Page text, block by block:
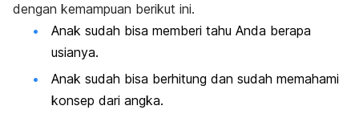
dengan kemampuan berikut ini.
Anak sudah bisa memberi tahu Anda berapa
usianya.
Anak sudah bisa berhitung dan sudah memahami
konsep dari angka.